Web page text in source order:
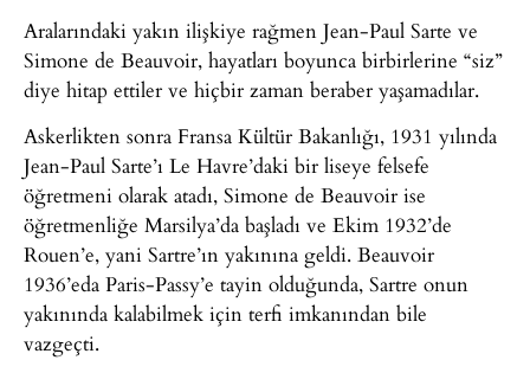
Aralarındaki yakın ilişkiye rağmen Jean-Paul Sarte ve
Simone de Beauvoir, hayatları boyunca birbirlerine “siz”
diye hitap ettiler ve hiçbir zaman beraber yaşamadılar.
Askerlikten sonra Fransa Kültür Bakanlığı, 1931 yılında
Jean-Paul Sarte’ı Le Havre’daki bir liseye felsefe
öğretmeni olarak atadı, Simone de Beauvoir ise
öğretmenliğe Marsilya’da başladı ve Ekim 1932’de
Rouen’e, yani Sartre’ın yakınına geldi. Beauvoir
1936’eda Paris-Passy’e tayin olduğunda, Sartre onun
yakınında kalabilmek için terfi imkanından bile
vazgeçti.